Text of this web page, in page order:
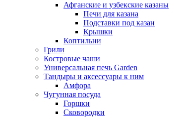
Афганские и узбекские казаны
Печи для казана
Подставки под казан
Крышки
Коптильни
Грили
Костровые чаши
Универсальная печь Garden
Тандыры и аксессуары к ним
Амфора
Чугунная посуда
Горшки
Сковородки